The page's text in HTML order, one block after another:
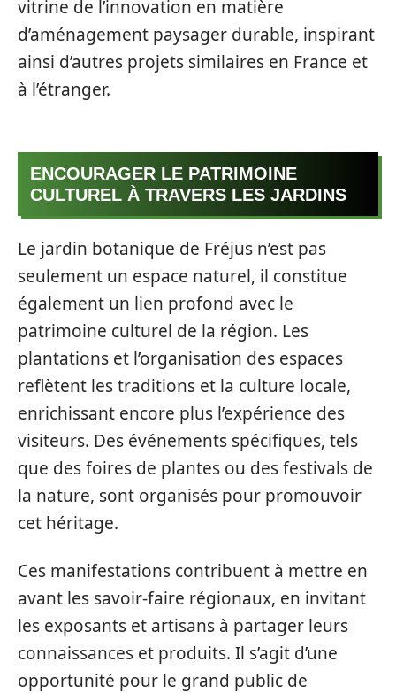
vitrine de l’innovation en matière
d’aménagement paysager durable, inspirant
ainsi d’autres projets similaires en France et
à l’étranger.
ENCOURAGER LE PATRIMOINE
CULTUREL À TRAVERS LES JARDINS
Le jardin botanique de Fréjus n’est pas
seulement un espace naturel, il constitue
également un lien profond avec le
patrimoine culturel de la région. Les
plantations et l’organisation des espaces
reflètent les traditions et la culture locale,
enrichissant encore plus l’expérience des
visiteurs. Des événements spécifiques, tels
que des foires de plantes ou des festivals de
la nature, sont organisés pour promouvoir
cet héritage.
Ces manifestations contribuent à mettre en
avant les savoir-faire régionaux, en invitant
les exposants et artisans à partager leurs
connaissances et produits. Il s’agit d’une
opportunité pour le grand public de